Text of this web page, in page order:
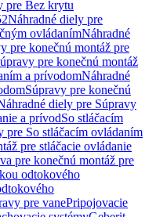
pre Bez krytu
Náhradné diely pre
ovládanímNáhradné
pre konečnú montáž pre
pre konečnú montáž
a prívodomNáhradné
Súpravy pre konečnú
diely pre Súpravy
a prívodSo stláčacím
pre So stláčacím ovládaním
pre stláčacie ovládanie
pre konečnú montáž pre
odtokového
pre vanePripojovacie